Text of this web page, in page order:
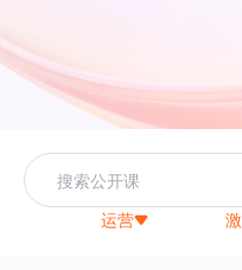
运营